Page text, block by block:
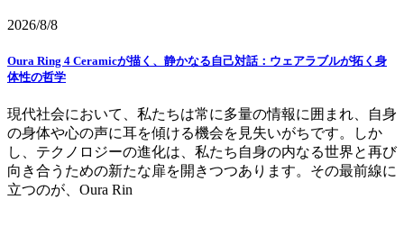
2026/8/8
Oura Ring 4 Ceramicが描く、静かなる自己対話：ウェアラブルが拓く身
体性の哲学
現代社会において、私たちは常に多量の情報に囲まれ、自身
の身体や心の声に耳を傾ける機会を見失いがちです。しか
し、テクノロジーの進化は、私たち自身の内なる世界と再び
向き合うための新たな扉を開きつつあります。その最前線に
立つのが、Oura Rin